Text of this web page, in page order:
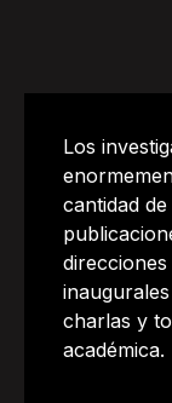
Los
cantidad
charlas y
académica.